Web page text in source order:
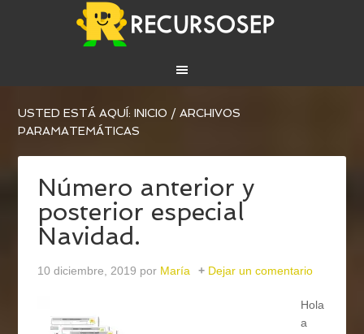
USTED ESTÁ AQUÍ:INICIO / ARCHIVOS
PARAMATEMÁTICAS
Número anterior y
posterior especial
Navidad.
10 diciembre, 2019 por María Dejar un comentario
Hola
a